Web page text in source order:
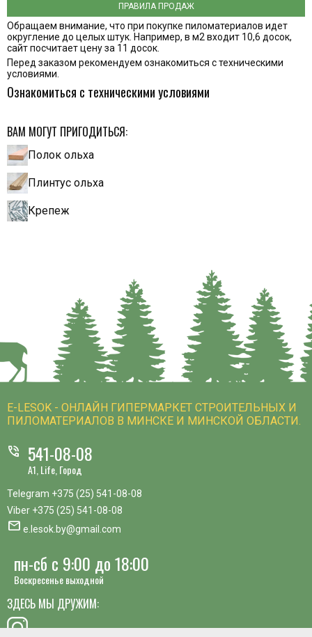
ПРАВИЛА ПРОДАЖ
Обращаем внимание, что при покупке пиломатериалов идет
округление до целых штук. Например, в м2 входит 10,6 досок,
сайт посчитает цену за 11 досок.
Перед заказом рекомендуем ознакомиться с техническими
условиями.
Ознакомиться с техническими условиями
ВАМ МОГУТ ПРИГОДИТЬСЯ:
Полок ольха
Плинтус ольха
Крепеж
E-LESOK - ОНЛАЙН ГИПЕРМАРКЕТ СТРОИТЕЛЬНЫХ И
ПИЛОМАТЕРИАЛОВ В МИНСКЕ И МИНСКОЙ ОБЛАСТИ.
phone_in_talk 541-08-08
A1, Life, Город
Telegram +375 (25) 541-08-08
Viber +375 (25) 541-08-08
mail e.lesok.by@gmail.com
пн-сб с 9:00 до 18:00
Воскресенье выходной
ЗДЕСЬ МЫ ДРУЖИМ: